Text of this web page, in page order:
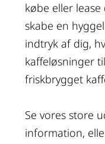
købe eller
skabe en
indtryk af dig,
kaffeløsninger
friskbrygget
Se vores store
information,